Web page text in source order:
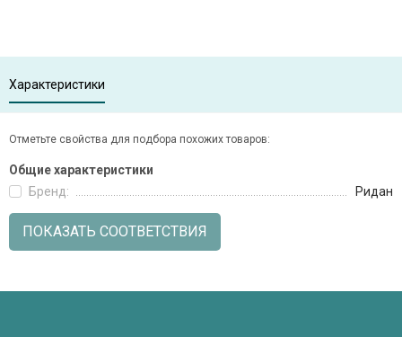
Характеристики
Отметьте свойства для подбора похожих товаров:
Общие характеристики
Бренд:
Ридан
ПОКАЗАТЬ СООТВЕТСТВИЯ